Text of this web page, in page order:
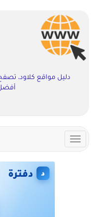
دليل مواقع كلاود،
أفضل
Toggle
navigation